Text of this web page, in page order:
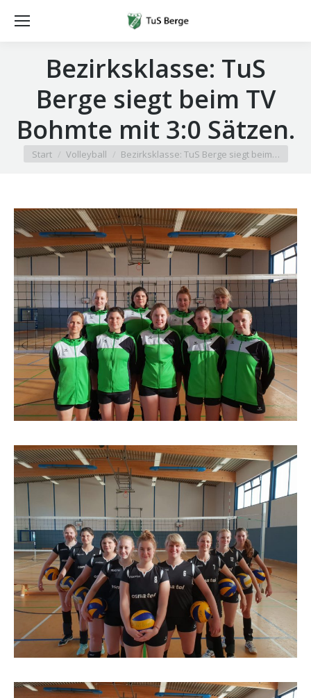
Bezirksklasse: TuS
Berge siegt beim TV
Bohmte mit 3:0 Sätzen.
Sie befinden sich hier:
Start Volleyball Bezirksklasse: TuS Berge siegt beim…